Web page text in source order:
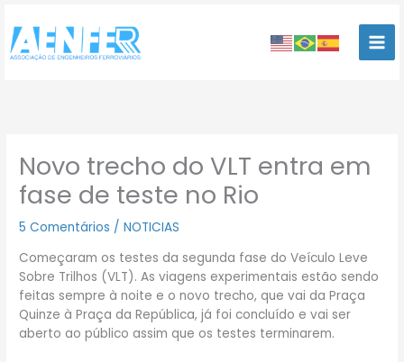
para
conteúdo
Novo trecho do VLT entra em
fase de teste no Rio
5 Comentários /NOTICIAS
Começaram os testes da segunda fase do Veículo Leve
Sobre Trilhos (VLT). As viagens experimentais estão sendo
feitas sempre à noite e o novo trecho, que vai da Praça
Quinze à Praça da República, já foi concluído e vai ser
aberto ao público assim que os testes terminarem.